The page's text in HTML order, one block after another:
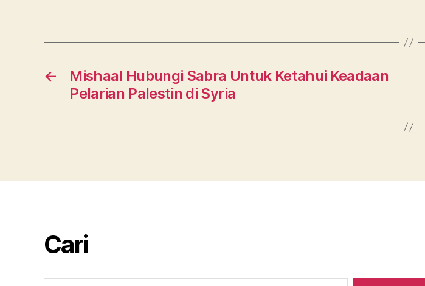
←
Mishaal Hubungi Sabra Untuk Ketahui Keadaan
Pelarian Palestin di Syria
Cari